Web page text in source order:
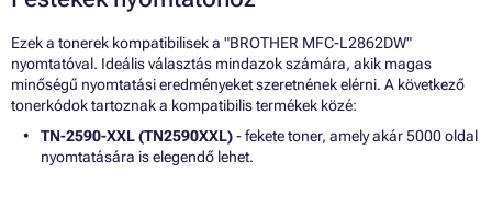
Ezek a tonerek kompatibilisek a "BROTHER MFC-L2862DW"
nyomtatóval. Ideális választás mindazok számára, akik magas
minőségű nyomtatási eredményeket szeretnének elérni. A következő
tonerkódok tartoznak a kompatibilis termékek közé:
TN-2590-XXL (TN2590XXL)- fekete toner, amely akár 5000 oldal
nyomtatására is elegendő lehet.